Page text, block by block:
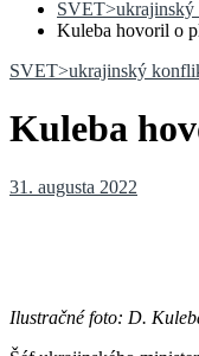
Kuleba hovoril o
SVET>ukrajinský
Kuleba
31. augusta 2022
Ilustračné foto: D.